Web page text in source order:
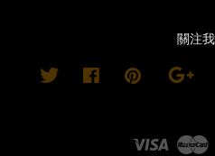
關注
Twitter FacebookPinterest
Visa